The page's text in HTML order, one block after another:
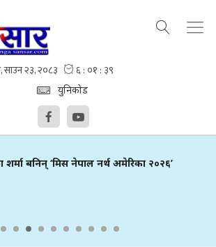
युनिकोड
शर्मा बनिन् ‘मिस नेपाल नर्थ अमेरिका २०२६’